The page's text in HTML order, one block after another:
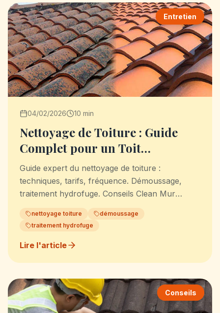
Entretien
04/02/2026 10 min
Nettoyage de Toiture : Guide
Complet pour un Toit
Impeccable
Guide expert du nettoyage de toiture :
techniques, tarifs, fréquence. Démoussage,
traitement hydrofuge. Conseils Clean Mur
nettoyage toiture
démoussage
traitement hydrofuge
Lire l'article
Conseils